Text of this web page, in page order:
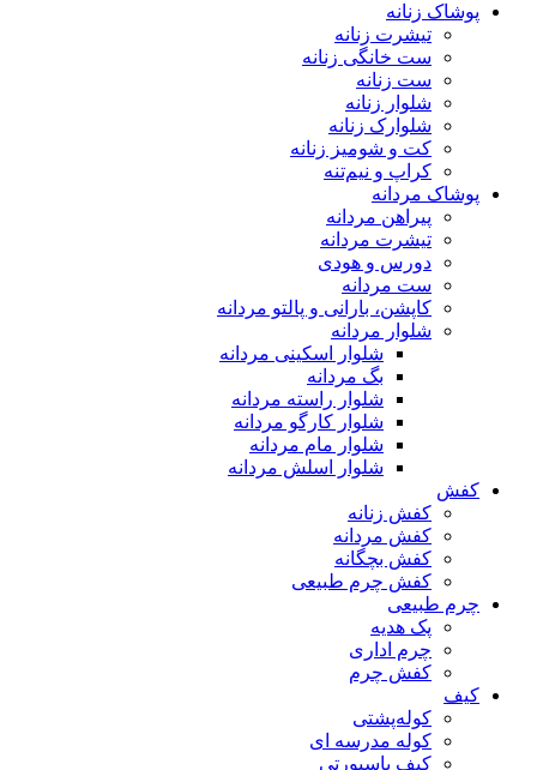
پوشاک زنانه
تیشرت زنانه
ست خانگی زنانه
ست زنانه
شلوار زنانه
شلوارک زنانه
کت و شومیز زنانه
کراپ و نیم‌تنه
پوشاک مردانه
پیراهن مردانه
تیشرت مردانه
دورس و هودی
ست مردانه
کاپشن، بارانی و پالتو مردانه
شلوار مردانه
شلوار اسکینی مردانه
بگ مردانه
شلوار راسته مردانه
شلوار کارگو مردانه
شلوار مام مردانه
شلوار اسلش مردانه
کفش
کفش زنانه
کفش مردانه
کفش بچگانه
کفش چرم طبیعی
چرم طبیعی
پک هدیه
چرم اداری
کفش چرم
کیف
کوله‌پشتی
کوله مدرسه ای
کیف پاسپورتی